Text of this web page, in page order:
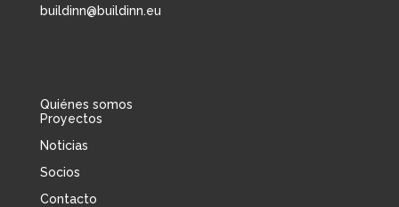
buildinn@buildinn.eu
Quiénes somos
Proyectos
Noticias
Socios
Contacto